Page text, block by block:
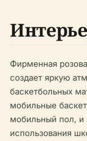
Фирменная
создает яркую
баскетбольных
мобильные
мобильный пол, и
использования